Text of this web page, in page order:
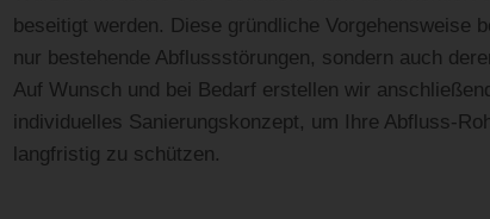
beseitigt werden. Diese gründliche Vorgehensweise
nur bestehende Abflussstörungen, sondern auch
Auf Wunsch und bei Bedarf erstellen wir
individuelles Sanierungskonzept, um Ihre Abfluss-
langfristig zu schützen.